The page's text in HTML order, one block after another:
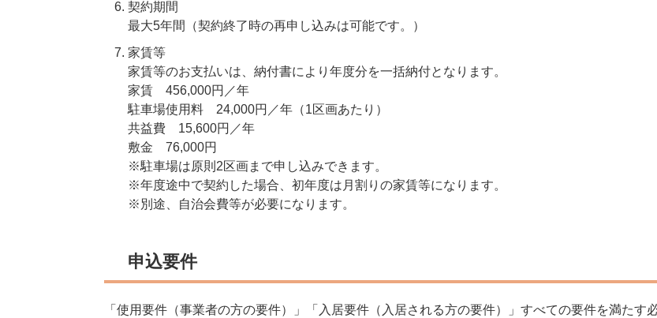
契約期間
最大5年間（契約終了時の再申し込みは可能です。）
家賃等
家賃等のお支払いは、納付書により年度分を一括納付となります。
家賃 456,000円／年
駐車場使用料 24,000円／年（1区画あたり）
共益費 15,600円／年
敷金 76,000円
※駐車場は原則2区画まで申し込みできます。
※年度途中で契約した場合、初年度は月割りの家賃等になります。
※別途、自治会費等が必要になります。
申込要件
「使用要件（事業者の方の要件）」「入居要件（入居される方の要件）」すべての要件を満たす